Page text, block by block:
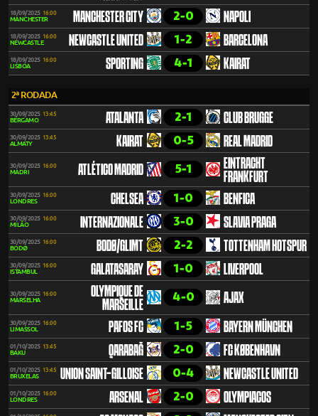
18/09/2025 16:00
MANCHESTER MANCHESTER CITY 2-0 NAPOLI
18/09/2025 16:00
NEWCASTLE NEWCASTLE UNITED 1-2 BARCELONA
18/09/2025 16:00
LISBOA SPORTING 4-1 KAIRAT
2ª RODADA
30/09/2025 13:45
BÉRGAMO ATALANTA 2-1 CLUB BRUGGE
30/09/2025 13:45
ALMATY KAIRAT 0-5 REAL MADRID
30/09/2025 16:00
MADRI ATLÉTICO MADRID 5-1
EINTRACHT
FRANKFURT
30/09/2025 16:00
LONDRES CHELSEA 1-0 BENFICA
30/09/2025 16:00
MILÃO INTERNAZIONALE 3-0 SLAVIA PRAGA
30/09/2025 16:00
BODØ BODØ/GLIMT 2-2 TOTTENHAM HOTSPUR
30/09/2025 16:00
ISTAMBUL GALATASARAY 1-0 LIVERPOOL
30/09/2025 16:00
MARSELHA
OLYMPIQUE DE
MARSEILLE
4-0 AJAX
30/09/2025 16:00
LIMASSOL PAFOS FC 1-5 BAYERN MÜNCHEN
01/10/2025 13:45
BAKU QARABAĞ 2-0 FC KØBENHAVN
01/10/2025 13:45
BRUXELAS UNION SAINT-GILLOISE 0-4 NEWCASTLE UNITED
01/10/2025 16:00
LONDRES ARSENAL 2-0 OLYMPIACOS